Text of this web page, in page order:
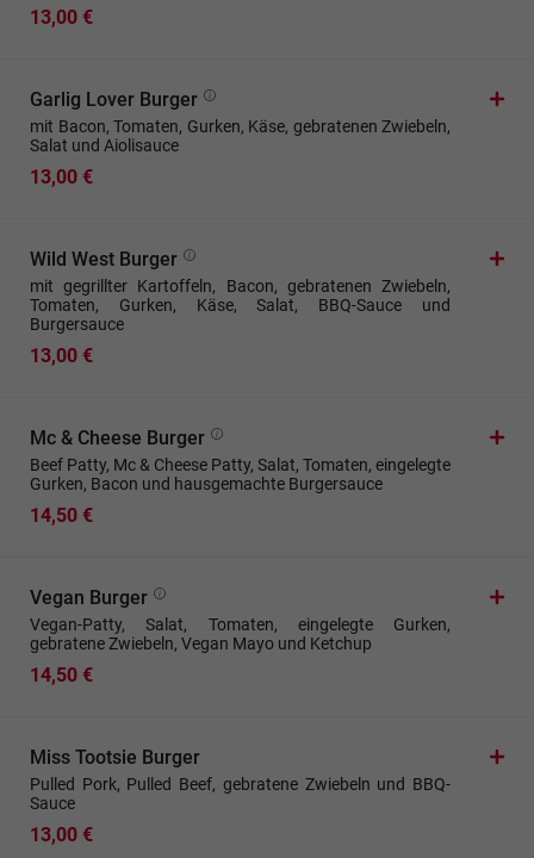
13,00 €
Garlig Lover Burger
mit Bacon, Tomaten, Gurken, Käse, gebratenen Zwiebeln,
Salat und Aiolisauce
13,00 €
Wild West Burger
mit gegrillter Kartoffeln, Bacon, gebratenen Zwiebeln,
Tomaten, Gurken, Käse, Salat, BBQ-Sauce und
Burgersauce
13,00 €
Mc & Cheese Burger
Beef Patty, Mc & Cheese Patty, Salat, Tomaten, eingelegte
Gurken, Bacon und hausgemachte Burgersauce
14,50 €
Vegan Burger
Vegan-Patty, Salat, Tomaten, eingelegte Gurken,
gebratene Zwiebeln, Vegan Mayo und Ketchup
14,50 €
Miss Tootsie Burger
Pulled Pork, Pulled Beef, gebratene Zwiebeln und BBQ-
Sauce
13,00 €